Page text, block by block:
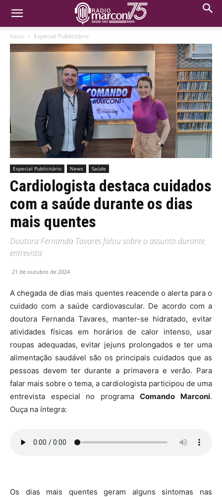
Início Especial Publicitário
Especial Publicitário News Saúde
Cardiologista destaca cuidados
com a saúde durante os dias
mais quentes
Doutora Fernanda Tavares falou sobre o assunto durante
entrevista
21 de outubro de 2024
A chegada de dias mais quentes reacende o alerta para o
cuidado com a saúde cardiovascular. De acordo com a
doutora Fernanda Tavares, manter-se hidratado, evitar
atividades físicas em horários de calor intenso, usar
roupas adequadas, evitar jejuns prolongados e ter uma
alimentação saudável são os principais cuidados que as
pessoas devem ter durante a primavera e verão. Para
falar mais sobre o tema, a cardiologista participou de uma
entrevista especial no programaComando Marconi.
Ouça na íntegra:
Os dias mais quentes geram alguns sintomas nas